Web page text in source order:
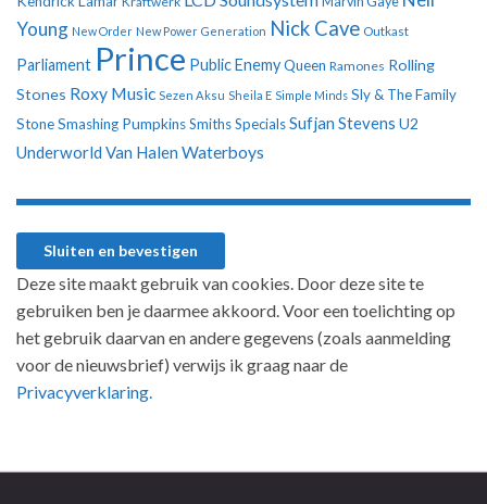
Young New Order New Power Generation Nick Cave Outkast
Parliament Prince Public EnemyQueen Ramones Rolling
Stones Roxy Music Sezen Aksu Sheila E Simple Minds Sly & The Family
StoneSmashing PumpkinsSmithsSpecialsSufjan Stevens U2
Underworld Van Halen Waterboys
Deze site maakt gebruik van cookies. Door deze site te
gebruiken ben je daarmee akkoord. Voor een toelichting op
het gebruik daarvan en andere gegevens (zoals aanmelding
voor de nieuwsbrief) verwijs ik graag naar de
Privacyverklaring.